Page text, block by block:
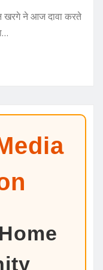
खरगे ने आज दावा करते